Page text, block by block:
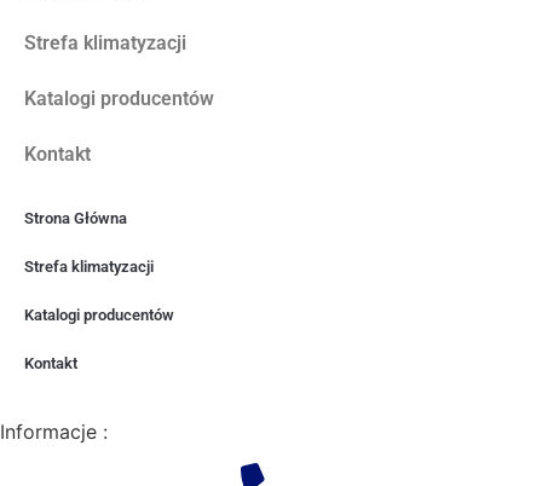
Strefa klimatyzacji
Katalogi producentów
Kontakt
Strona Główna
Strefa klimatyzacji
Katalogi producentów
Kontakt
Informacje :